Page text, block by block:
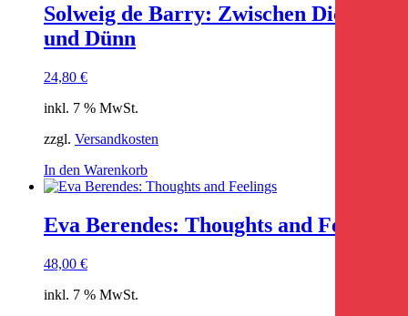
Solweig de Barry: Zwischen Dicht
und Dünn
24,80 €
inkl. 7 % MwSt.
zzgl. Versandkosten
In den Warenkorb
Eva Berendes: Thoughts and Feelings
48,00 €
inkl. 7 % MwSt.